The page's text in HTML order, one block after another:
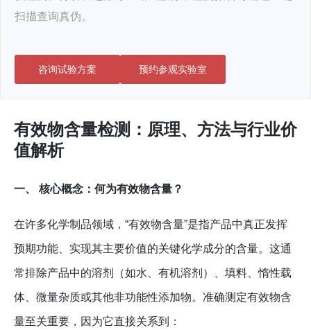
扫描查询真伪。
咨询试验方案 预约参观实验室
有效物含量检测：原理、方法与行业价
值解析
一、 核心概念：何为有效物含量？
在许多化学制品领域，“有效物含量”是指产品中真正发挥
预期功能、实现其主要价值的关键化学成分的含量。这通
常排除产品中的溶剂（如水、有机溶剂）、填料、惰性载
体、微量杂质或其他非功能性添加物。准确测定有效物含
量至关重要，因为它直接关系到：